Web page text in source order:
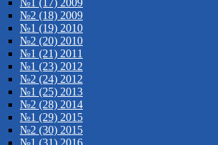
№1 (17) 2009
№2 (18) 2009
№1 (19) 2010
№2 (20) 2010
№1 (21) 2011
№1 (23) 2012
№2 (24) 2012
№1 (25) 2013
№2 (28) 2014
№1 (29) 2015
№2 (30) 2015
№1 (31) 2016